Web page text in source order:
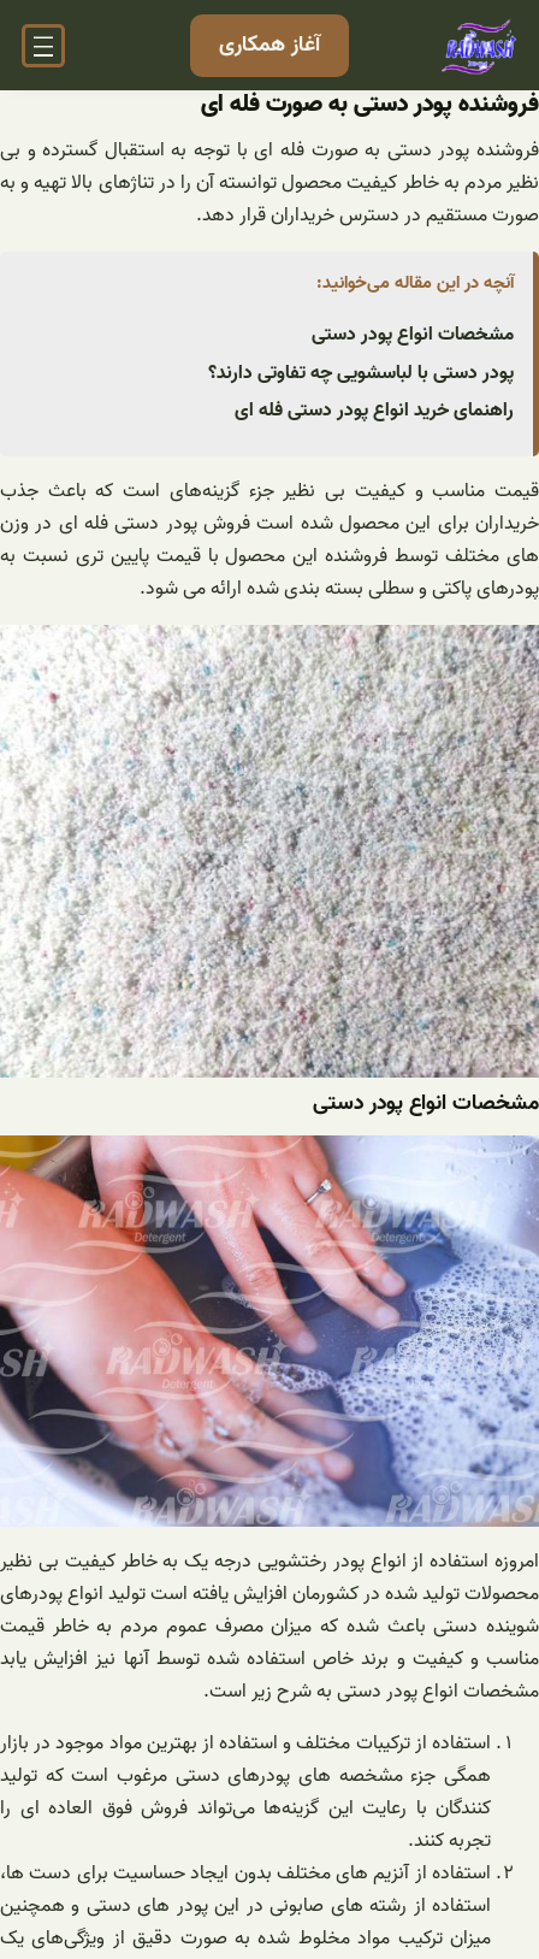
رفتن
آغاز همکاری
فروشنده پودر دستی به صورت فله ای
فروشنده پودر دستی به صورت فله ای با توجه به استقبال گسترده و بی
نظیر مردم به خاطر کیفیت محصول توانسته آن را در تناژهای بالا تهیه و به
صورت مستقیم در دسترس خریداران قرار دهد.
آنچه در این مقاله می‌خوانید:
مشخصات انواع پودر دستی
پودر دستی با لباسشویی چه تفاوتی دارند؟
راهنمای خرید انواع پودر دستی فله ای
قیمت مناسب و کیفیت بی نظیر جزء گزینه‌های است که باعث جذب
خریداران برای این محصول شده است فروش پودر دستی فله ای در وزن
های مختلف توسط فروشنده این محصول با قیمت پایین تری نسبت به
پودرهای پاکتی و سطلی بسته بندی شده ارائه می شود.
مشخصات انواع پودر دستی
امروزه استفاده از انواع پودر رختشویی درجه یک به خاطر کیفیت بی نظیر
محصولات تولید شده در کشورمان افزایش یافته است تولید انواع پودرهای
شوینده دستی باعث شده که میزان مصرف عموم مردم به خاطر قیمت
مناسب و کیفیت و برند خاص استفاده شده توسط آنها نیز افزایش یابد
مشخصات انواع پودر دستی به شرح زیر است.
استفاده از ترکیبات مختلف و استفاده از بهترین مواد موجود در بازار
همگی جزء مشخصه های پودرهای دستی مرغوب است که تولید
کنندگان با رعایت این گزینه‌ها می‌تواند فروش فوق العاده ای را
تجربه کنند.
استفاده از آنزیم های مختلف بدون ایجاد حساسیت برای دست ها،
استفاده از رشته های صابونی در این پودر های دستی و همچنین
میزان ترکیب مواد مخلوط شده به صورت دقیق از ویژگی‌های یک